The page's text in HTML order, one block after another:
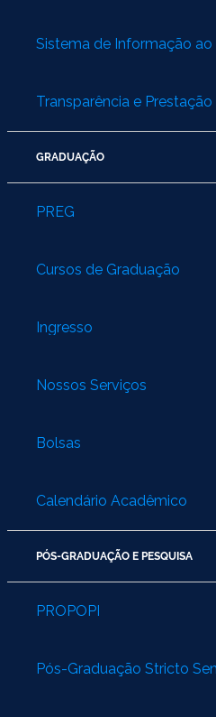
Sistema de Informação ao
Transparência e
GRADUAÇÃO
PREG
Cursos de Graduação
Ingresso
Nossos Serviços
Bolsas
Calendário Acadêmico
PÓS-GRADUAÇÃO E PESQUISA
PROPOPI
Pós-Graduação Stricto